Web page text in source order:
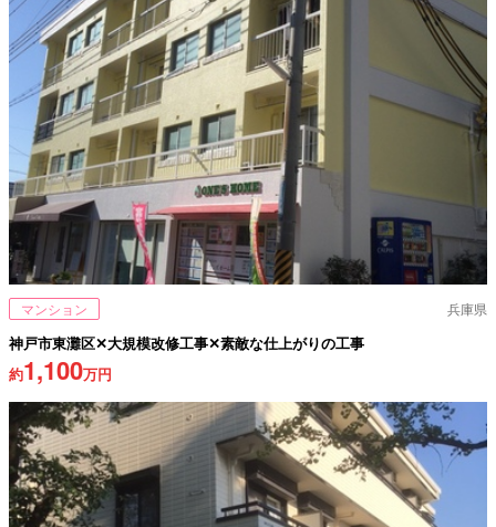
マンション 兵庫県
神戸市東灘区✕大規模改修工事✕素敵な仕上がりの工事
約1,100万円